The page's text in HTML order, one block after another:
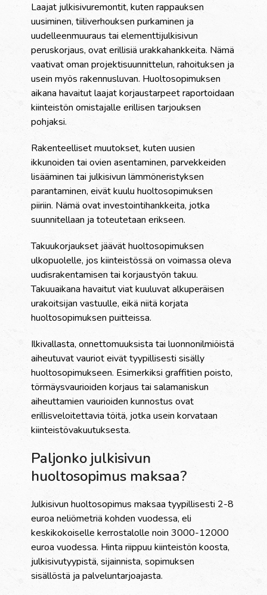
Laajat julkisivuremontit, kuten rappauksen
uusiminen, tiiliverhouksen purkaminen ja
uudelleenmuuraus tai elementtijulkisivun
peruskorjaus, ovat erillisiä urakkahankkeita. Nämä
vaativat oman projektisuunnittelun, rahoituksen ja
usein myös rakennusluvan. Huoltosopimuksen
aikana havaitut laajat korjaustarpeet raportoidaan
kiinteistön omistajalle erillisen tarjouksen
pohjaksi.
Rakenteelliset muutokset, kuten uusien
ikkunoiden tai ovien asentaminen, parvekkeiden
lisääminen tai julkisivun lämmöneristyksen
parantaminen, eivät kuulu huoltosopimuksen
piiriin. Nämä ovat investointihankkeita, jotka
suunnitellaan ja toteutetaan erikseen.
Takuukorjaukset jäävät huoltosopimuksen
ulkopuolelle, jos kiinteistössä on voimassa oleva
uudisrakentamisen tai korjaustyön takuu.
Takuuaikana havaitut viat kuuluvat alkuperäisen
urakoitsijan vastuulle, eikä niitä korjata
huoltosopimuksen puitteissa.
Ilkivallasta, onnettomuuksista tai luonnonilmiöistä
aiheutuvat vauriot eivät tyypillisesti sisälly
huoltosopimukseen. Esimerkiksi graffitien poisto,
törmäysvaurioiden korjaus tai salamaniskun
aiheuttamien vaurioiden kunnostus ovat
erillisveloitettavia töitä, jotka usein korvataan
kiinteistövakuutuksesta.
Paljonko julkisivun
huoltosopimus maksaa?
Julkisivun huoltosopimus maksaa tyypillisesti 2-8
euroa neliömetriä kohden vuodessa, eli
keskikokoiselle kerrostalolle noin 3000-12000
euroa vuodessa. Hinta riippuu kiinteistön koosta,
julkisivutyypistä, sijainnista, sopimuksen
sisällöstä ja palveluntarjoajasta.